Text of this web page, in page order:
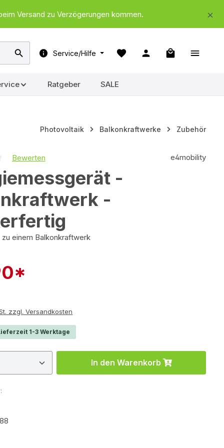
Versand zu Verzögerungen kommen.
Service/Hilfe
Warenkorb
Ratgeber SALE
Photovoltaik Balkonkraftwerke Zubehör
Bewerten e4mobility
-
-
einem Balkonkraftwerk
Preis:
inkl. MwSt. zzgl. Versandkosten
1-3 Werktage
Anzahl: Gib den gewünschten Wert
In den Warenkorb